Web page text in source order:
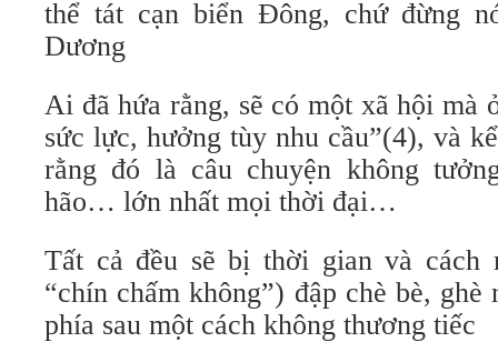
thể tát cạn biển Đông, chứ đừng
Dương
Ai đã hứa rằng, sẽ có một xã hội mà
sức lực, hưởng tùy nhu cầu”(4), và
rằng đó là câu chuyện không
hão… lớn nhất mọi thời đại…
Tất cả đều sẽ bị thời gian và cách
“chín chấm không”) đập chè bè,
phía sau một cách không thương tiếc